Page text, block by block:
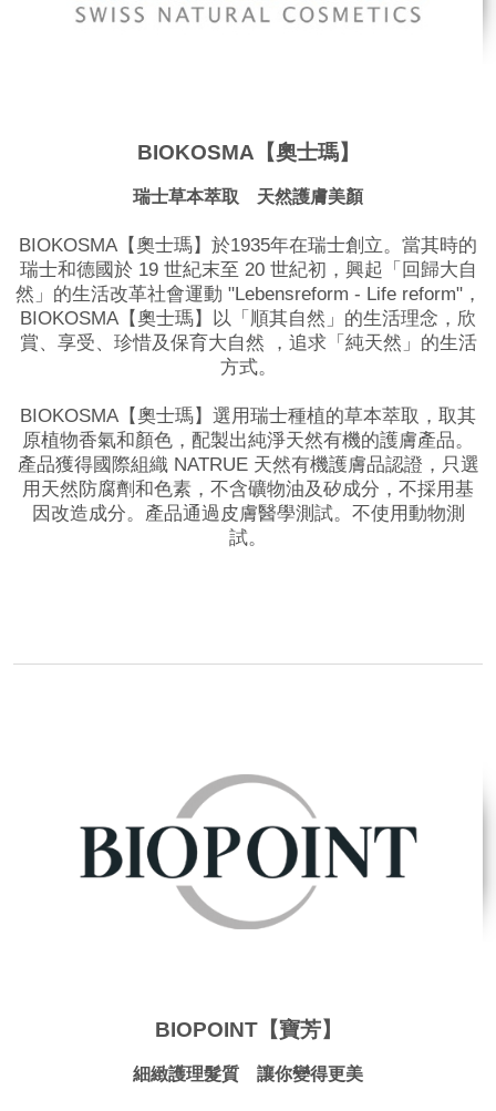
BIOKOSMA【奧士瑪】
瑞士草本萃取 天然護膚美顏
BIOKOSMA【奧士瑪】於1935年在瑞士創立。當其時的
瑞士和德國於 19 世紀末至 20 世紀初，興起「回歸大自
然」的生活改革社會運動 "Lebensreform - Life reform"，
BIOKOSMA【奧士瑪】以「順其自然」的生活理念，欣
賞、享受、珍惜及保育大自然 ，追求「純天然」的生活
方式。
BIOKOSMA【奧士瑪】選用瑞士種植的草本萃取，取其
原植物香氣和顏色，配製出純淨天然有機的護膚產品。
產品獲得國際組織 NATRUE 天然有機護膚品認證，只選
用天然防腐劑和色素，不含礦物油及矽成分，不採用基
因改造成分。產品通過皮膚醫學測試。不使用動物測
試。
BIOPOINT【寶芳】
細緻護理髮質 讓你變得更美